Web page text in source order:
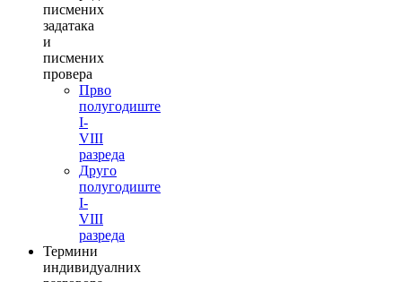
писмених
задатака
и
писмених
провера
Прво
полугодиште
I-
VIII
разреда
Друго
полугодиште
I-
VIII
разреда
Термини
индивидуалних